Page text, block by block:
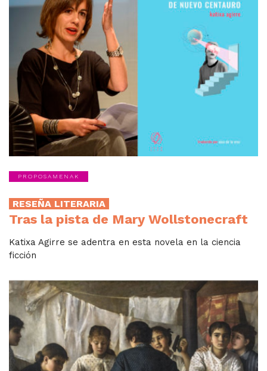
PROPOSAMENAK
RESEÑA LITERARIA
Tras la pista de Mary Wollstonecraft
Katixa Agirre se adentra en esta novela en la ciencia
ficción